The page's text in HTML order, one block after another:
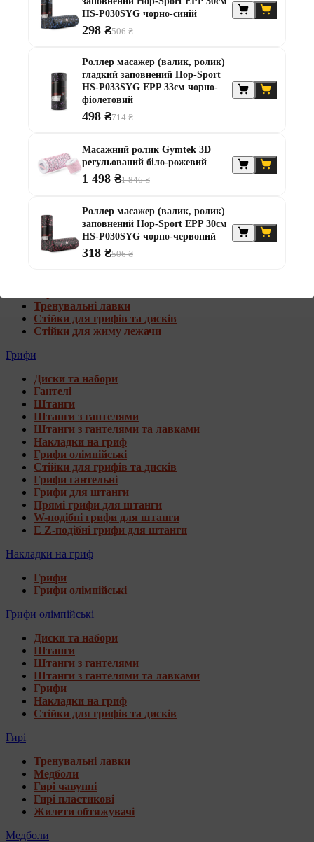
Штанги з w-подібним грифом
Жилети обтяжувачі
Диски та набори
Гантелі
Штанги
Штанги з гантелями та лавками
Тренувальні лавки
Стійки для грифів та дисків
Стійки для жиму лежачи
Диски та набори
Гантелі
Штанги
Штанги з гантелями
Тренувальні лавки
Стійки для грифів та дисків
Стійки для жиму лежачи
Грифи
Диски та набори
Гантелі
Штанги
Штанги з гантелями
Штанги з гантелями та лавками
Накладки на гриф
Грифи олімпійські
Стійки для грифів та дисків
Грифи гантельні
Грифи для штанги
Прямі грифи для штанги
W-подібні грифи для штанги
E Z-подібні грифи для штанги
Накладки на гриф
Грифи
Грифи олімпійські
Грифи олімпійські
Диски та набори
Штанги
Штанги з гантелями
Штанги з гантелями та лавками
Грифи
Накладки на гриф
Стійки для грифів та дисків
Гирі
Тренувальні лавки
Медболи
Гирі чавунні
Гирі пластикові
Жилети обтяжувачі
Медболи
HS-P030SYG чорно-синій
298 ₴506 ₴
Роллер масажер (валик, ролик)
гладкий заповнений Hop-Sport
HS-P033SYG EPP 33см чорно-
фіолетовий
498 ₴714 ₴
Масажний ролик Gymtek 3D
регульований біло-рожевий
1 498 ₴1 846 ₴
Роллер масажер (валик, ролик)
заповнений Hop-Sport EPP 30см
HS-P030SYG чорно-червоний
318 ₴506 ₴